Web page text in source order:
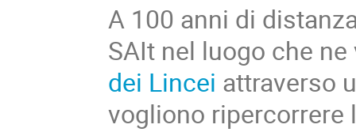
A 100 anni di
SAIt nel luogo che
dei Lincei attraverso
vogliono ripercorrere